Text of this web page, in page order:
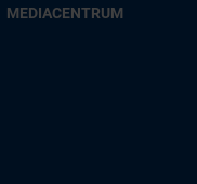
ME­DIA­CEN­TRUM